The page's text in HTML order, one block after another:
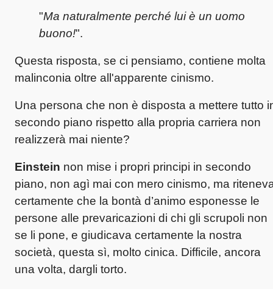
"Ma naturalmente perché lui è un uomo
buono!".
Questa risposta, se ci pensiamo, contiene molta
malinconia oltre all'apparente cinismo.
Una persona che non è disposta a mettere tutto
secondo piano rispetto alla propria carriera non
realizzerà mai niente?
Einstein non mise i propri principi in secondo
piano, non agì mai con mero cinismo, ma
certamente che la bontà d’animo esponesse le
persone alle prevaricazioni di chi gli scrupoli non
se li pone, e giudicava certamente la nostra
società, questa sì, molto cinica. Difficile, ancora
una volta, dargli torto.